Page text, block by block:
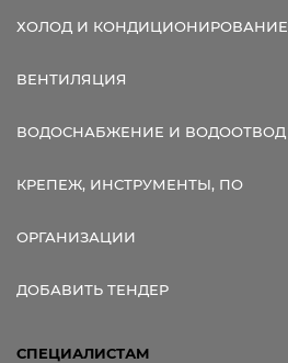
ХОЛОД И КОНДИЦИОНИРОВАНИЕ
ВЕНТИЛЯЦИЯ
ВОДОСНАБЖЕНИЕ И ВОДООТВОД
КРЕПЕЖ, ИНСТРУМЕНТЫ, ПО
ОРГАНИЗАЦИИ
ДОБАВИТЬ ТЕНДЕР
СПЕЦИАЛИСТАМ